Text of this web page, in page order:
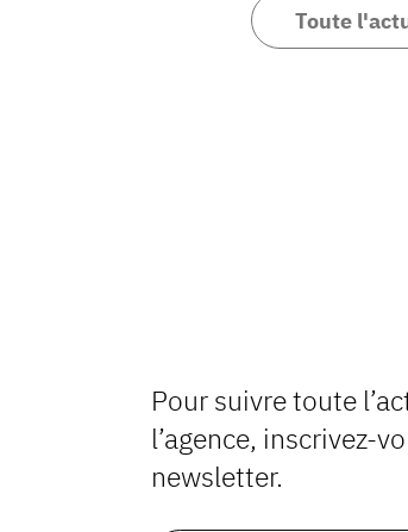
Toute
Pour suivre toute
l’agence, inscrivez-
newsletter.